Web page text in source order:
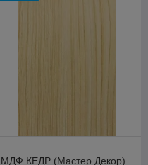
и
помещения.
МДФ КЕДР (Мастер Декор)